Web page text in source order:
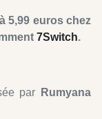
5,99 euros chez
7Switch.
par
Rumyana